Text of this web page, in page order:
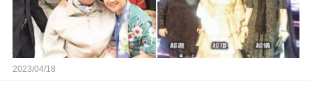
2023/04/18